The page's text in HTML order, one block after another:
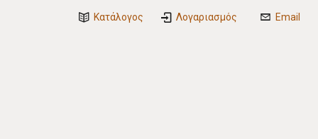
Κατάλογος Λογαριασμός Email